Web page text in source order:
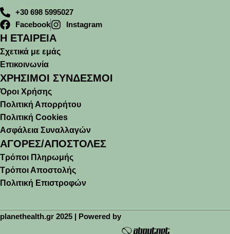
+30 698 5995027
Facebook
Instagram
Η ΕΤΑΙΡΕΙΑ
Σχετικά με εμάς
Επικοινωνία
ΧΡΗΣΙΜΟΙ ΣΥΝΔΕΣΜΟΙ
Όροι Χρήσης
Πολιτική Απορρήτου
Πολιτική Cookies
Ασφάλεια Συναλλαγών
ΑΓΟΡΕΣ/ΑΠΟΣΤΟΛΕΣ
Τρόποι Πληρωμής
Τρόποι Αποστολής
Πολιτική Επιστροφών
planethealth.gr 2025 | Powered by